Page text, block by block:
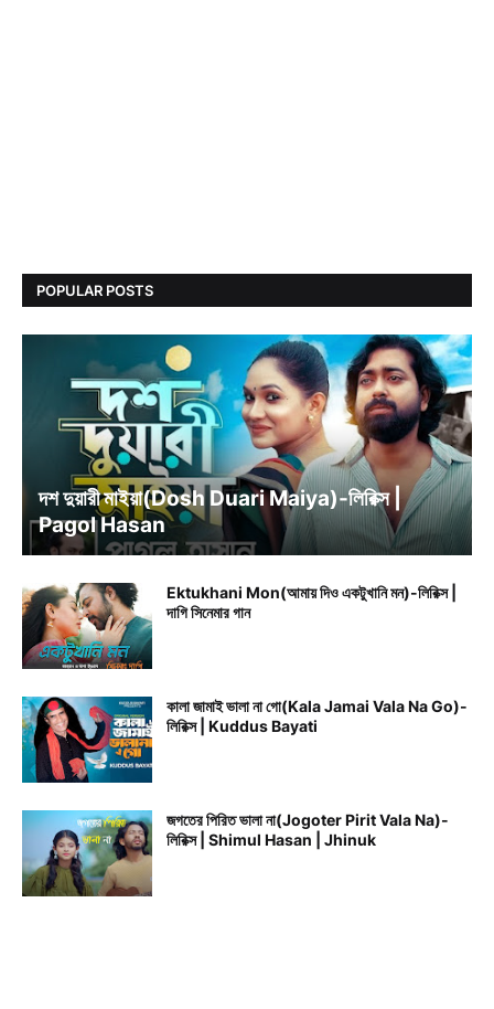
POPULAR POSTS
BENGALI SONG LYRICS
দশ দুয়ারী মাইয়া(Dosh Duari Maiya)-লিরিক্স |
Pagol Hasan
Ektukhani Mon(আমায় দিও একটুখানি মন)-লিরিক্স |
দাগি সিনেমার গান
কালা জামাই ভালা না গো(Kala Jamai Vala Na Go)-
লিরিক্স | Kuddus Bayati
জগতের পিরিত ভালা না(Jogoter Pirit Vala Na)-
লিরিক্স | Shimul Hasan | Jhinuk